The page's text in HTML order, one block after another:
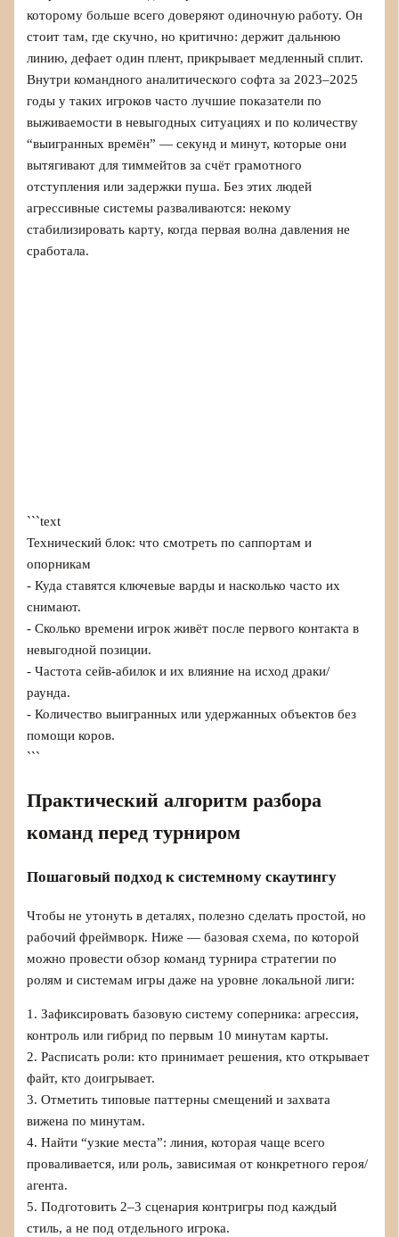
которому больше всего доверяют одиночную работу. Он
стоит там, где скучно, но критично: держит дальнюю
линию, дефает один плент, прикрывает медленный сплит.
Внутри командного аналитического софта за 2023–2025
годы у таких игроков часто лучшие показатели по
выживаемости в невыгодных ситуациях и по количеству
“выигранных времён” — секунд и минут, которые они
вытягивают для тиммейтов за счёт грамотного
отступления или задержки пуша. Без этих людей
агрессивные системы разваливаются: некому
стабилизировать карту, когда первая волна давления не
сработала.
```text
Технический блок: что смотреть по саппортам и
опорникам
- Куда ставятся ключевые варды и насколько часто их
снимают.
- Сколько времени игрок живёт после первого контакта в
невыгодной позиции.
- Частота сейв‑абилок и их влияние на исход драки/
раунда.
- Количество выигранных или удержанных объектов без
помощи коров.
```
Практический алгоритм разбора
команд перед турниром
Пошаговый подход к системному скаутингу
Чтобы не утонуть в деталях, полезно сделать простой, но
рабочий фреймворк. Ниже — базовая схема, по которой
можно провести обзор команд турнира стратегии по
ролям и системам игры даже на уровне локальной лиги:
1. Зафиксировать базовую систему соперника: агрессия,
контроль или гибрид по первым 10 минутам карты.
2. Расписать роли: кто принимает решения, кто открывает
файт, кто доигрывает.
3. Отметить типовые паттерны смещений и захвата
вижена по минутам.
4. Найти “узкие места”: линия, которая чаще всего
проваливается, или роль, зависимая от конкретного героя/
агента.
5. Подготовить 2–3 сценария контригры под каждый
стиль, а не под отдельного игрока.